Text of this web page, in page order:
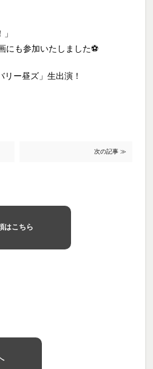
にも参加いたしました⚽️
ー昼ズ」生出演！
次の記事 ≫
はこちら